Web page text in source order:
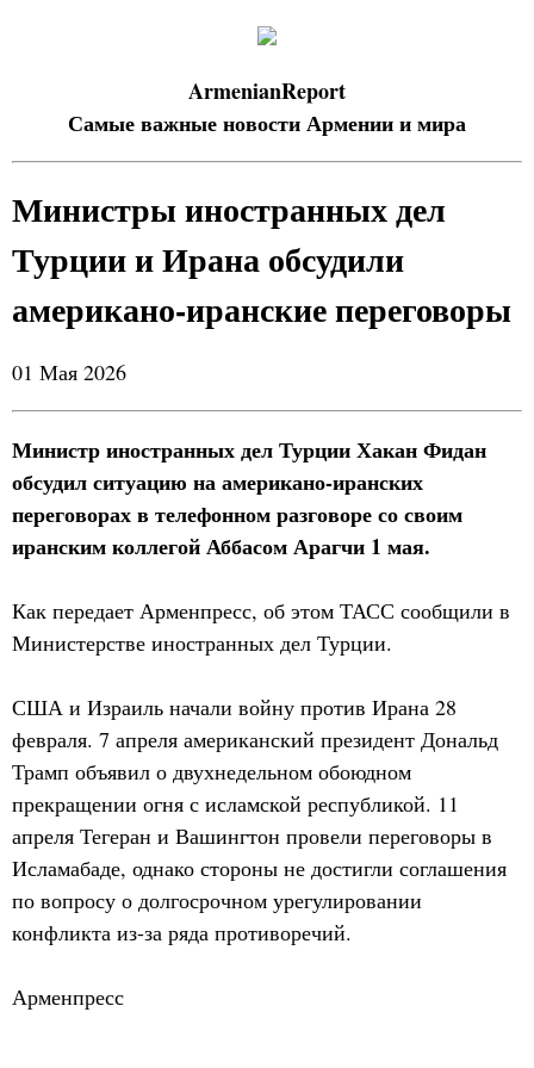
ArmenianReport
Самые важные новости Армении и мира
Министры иностранных дел
Турции и Ирана обсудили
американо-иранские переговоры
01 Мая 2026
Министр иностранных дел Турции Хакан Фидан
обсудил ситуацию на американо-иранских
переговорах в телефонном разговоре со своим
иранским коллегой Аббасом Арагчи 1 мая.
Как передает Арменпресс, об этом ТАСС сообщили в
Министерстве иностранных дел Турции.
США и Израиль начали войну против Ирана 28
февраля. 7 апреля американский президент Дональд
Трамп объявил о двухнедельном обоюдном
прекращении огня с исламской республикой. 11
апреля Тегеран и Вашингтон провели переговоры в
Исламабаде, однако стороны не достигли соглашения
по вопросу о долгосрочном урегулировании
конфликта из-за ряда противоречий.
Арменпресс